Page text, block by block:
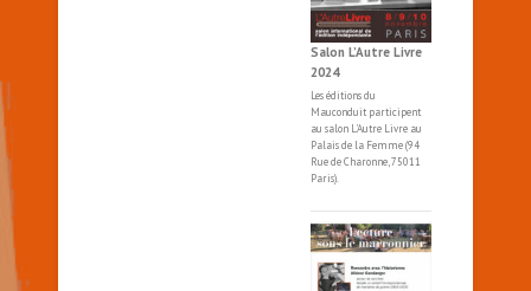
Salon L’Autre Livre
2024
Les éditions du
Mauconduit participent
au salon L'Autre Livre au
Palais de la Femme (94
Rue de Charonne, 75011
Paris).